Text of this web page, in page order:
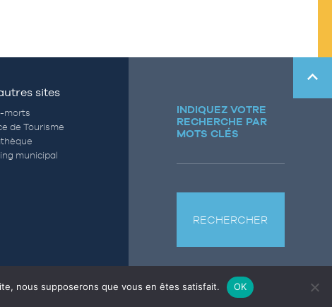
sites
morts
de Tourisme
municipal
INDIQUEZ VOTRE
RECHERCHE PAR
MOTS CLÉS
RECHERCHER
nous supposerons que vous en êtes satisfait. OK